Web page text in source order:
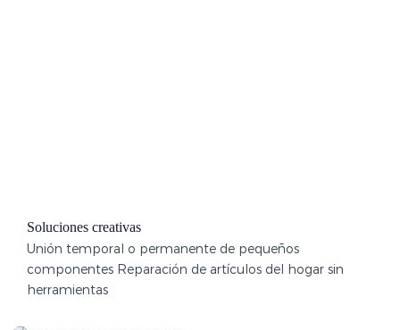
Soluciones creativas
Unión temporal o permanente de pequeños
componentes Reparación de artículos del hogar sin
herramientas